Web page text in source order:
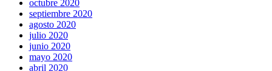
octubre 2020
septiembre 2020
agosto 2020
julio 2020
junio 2020
mayo 2020
abril 2020